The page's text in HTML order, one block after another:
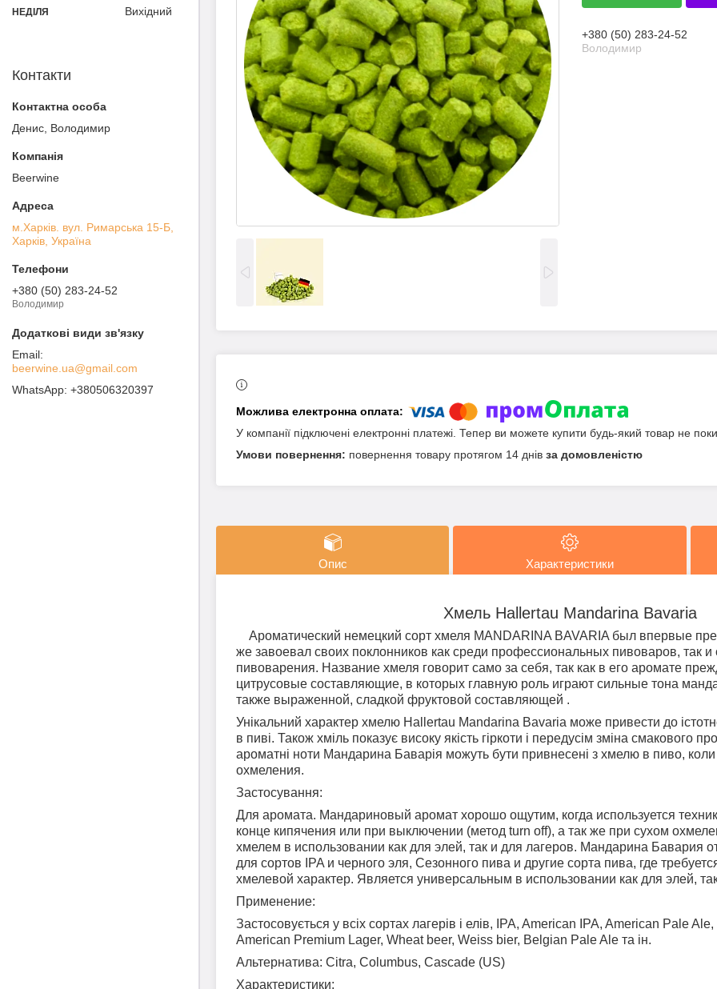
+380 (50) 283-24-52
Володимир
У компанії підключені електронні платежі. Тепер ви можете купити будь-який товар не
повернення товару протягом 14 днів за домовленістю
Опис Характеристики
Хмель Hallertau Mandarina Bavaria
Ароматический немецкий сорт хмеля MANDARINA BAVARIA был впервые
же завоевал своих поклонников как среди профессиональных пивоваров, так
пивоварения. Название хмеля говорит само за себя, так как в его аромате
цитрусовые составляющие, в которых главную роль играют сильные тона
также выраженной, сладкой фруктовой составляющей .
Унікальний характер хмелю Hallertau Mandarina Bavaria може привести до
в пиві. Також хміль показує високу якість гіркоти і передусім зміна смакового
ароматні ноти Мандарина Баварія можуть бути привнесені з хмелю в пиво, коли
охмеления.
Застосування:
Для аромата. Мандариновый аромат хорошо ощутим, когда используется
конце кипячения или при выключении (метод turn off), а так же при сухом
хмелем в использовании как для элей, так и для лагеров. Мандарина Бавария
для сортов IPA и черного эля, Сезонного пива и другие сорта пива, где
хмелевой характер. Является универсальным в использовании как для элей,
Применение:
Застосовується у всіх сортах лагерів і елів, IPA, American IPA, American Pale
American Premium Lager, Wheat beer, Weiss bier, Belgian Pale Ale та ін.
Альтернатива: Citra, Columbus, Cascade (US)
Характеристики:
НЕДІЛЯ Вихідний
Контакти
Денис, Володимир
Beerwine
м.Харків. вул. Римарська 15-Б,
Харків, Україна
+380 (50) 283-24-52
Володимир
beerwine.ua@gmail.com
+380506320397